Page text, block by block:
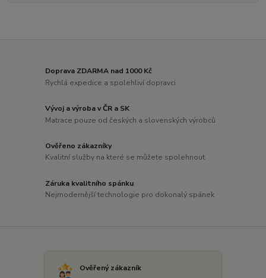
Doprava ZDARMA nad 1000 Kč
Rychlá expedice a spolehliví dopravci
Vývoj a výroba v ČR a SK
Matrace pouze od českých a slovenských výrobců
Ověřeno zákazníky
Kvalitní služby na které se můžete spolehnout
Záruka kvalitního spánku
Nejmodernější technologie pro dokonalý spánek
Ověřený zákazník